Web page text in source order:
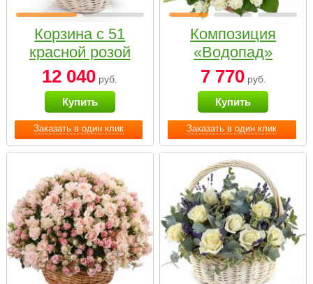
Заказать в один клик
Корзина с 51
красной розой
12 040 руб.
Купить
Заказать в один клик
Композиция
«Водопад»
7 770руб.
Купить